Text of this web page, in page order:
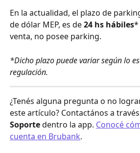
En la actualidad, el plazo de
de dólar MEP, es de 24 hs hábiles*
venta, no posee parking.
*Dicho plazo puede variar según lo
regulación.
¿Tenés alguna pregunta o no
este artículo? Contactános a
Soporte dentro la app. Conocé
cuenta en Brubank.